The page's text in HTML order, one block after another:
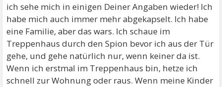
ich sehe mich in einigen Deiner Angaben wieder! Ich
habe mich auch immer mehr abgekapselt. Ich habe
eine Familie, aber das wars. Ich schaue im
Treppenhaus durch den Spion bevor ich aus der Tür
gehe, und gehe natürlich nur, wenn keiner da ist.
Wenn ich erstmal im Treppenhaus bin, hetze ich
schnell zur Wohnung oder raus. Wenn meine Kinder